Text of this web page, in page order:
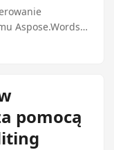
Aspose.Words
zrównoważyć
Mail
pomocą